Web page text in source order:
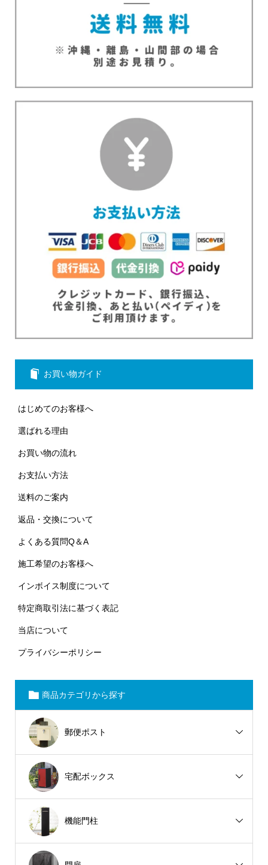
お買い物ガイド
はじめてのお客様へ
選ばれる理由
お買い物の流れ
お支払い方法
送料のご案内
返品・交換について
よくある質問Q＆A
施工希望のお客様へ
インボイス制度について
特定商取引法に基づく表記
当店について
プライバシーポリシー
商品カテゴリから探す
郵便ポスト
宅配ボックス
機能門柱